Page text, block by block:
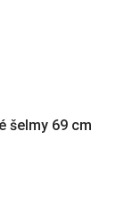
šelmy 69 cm